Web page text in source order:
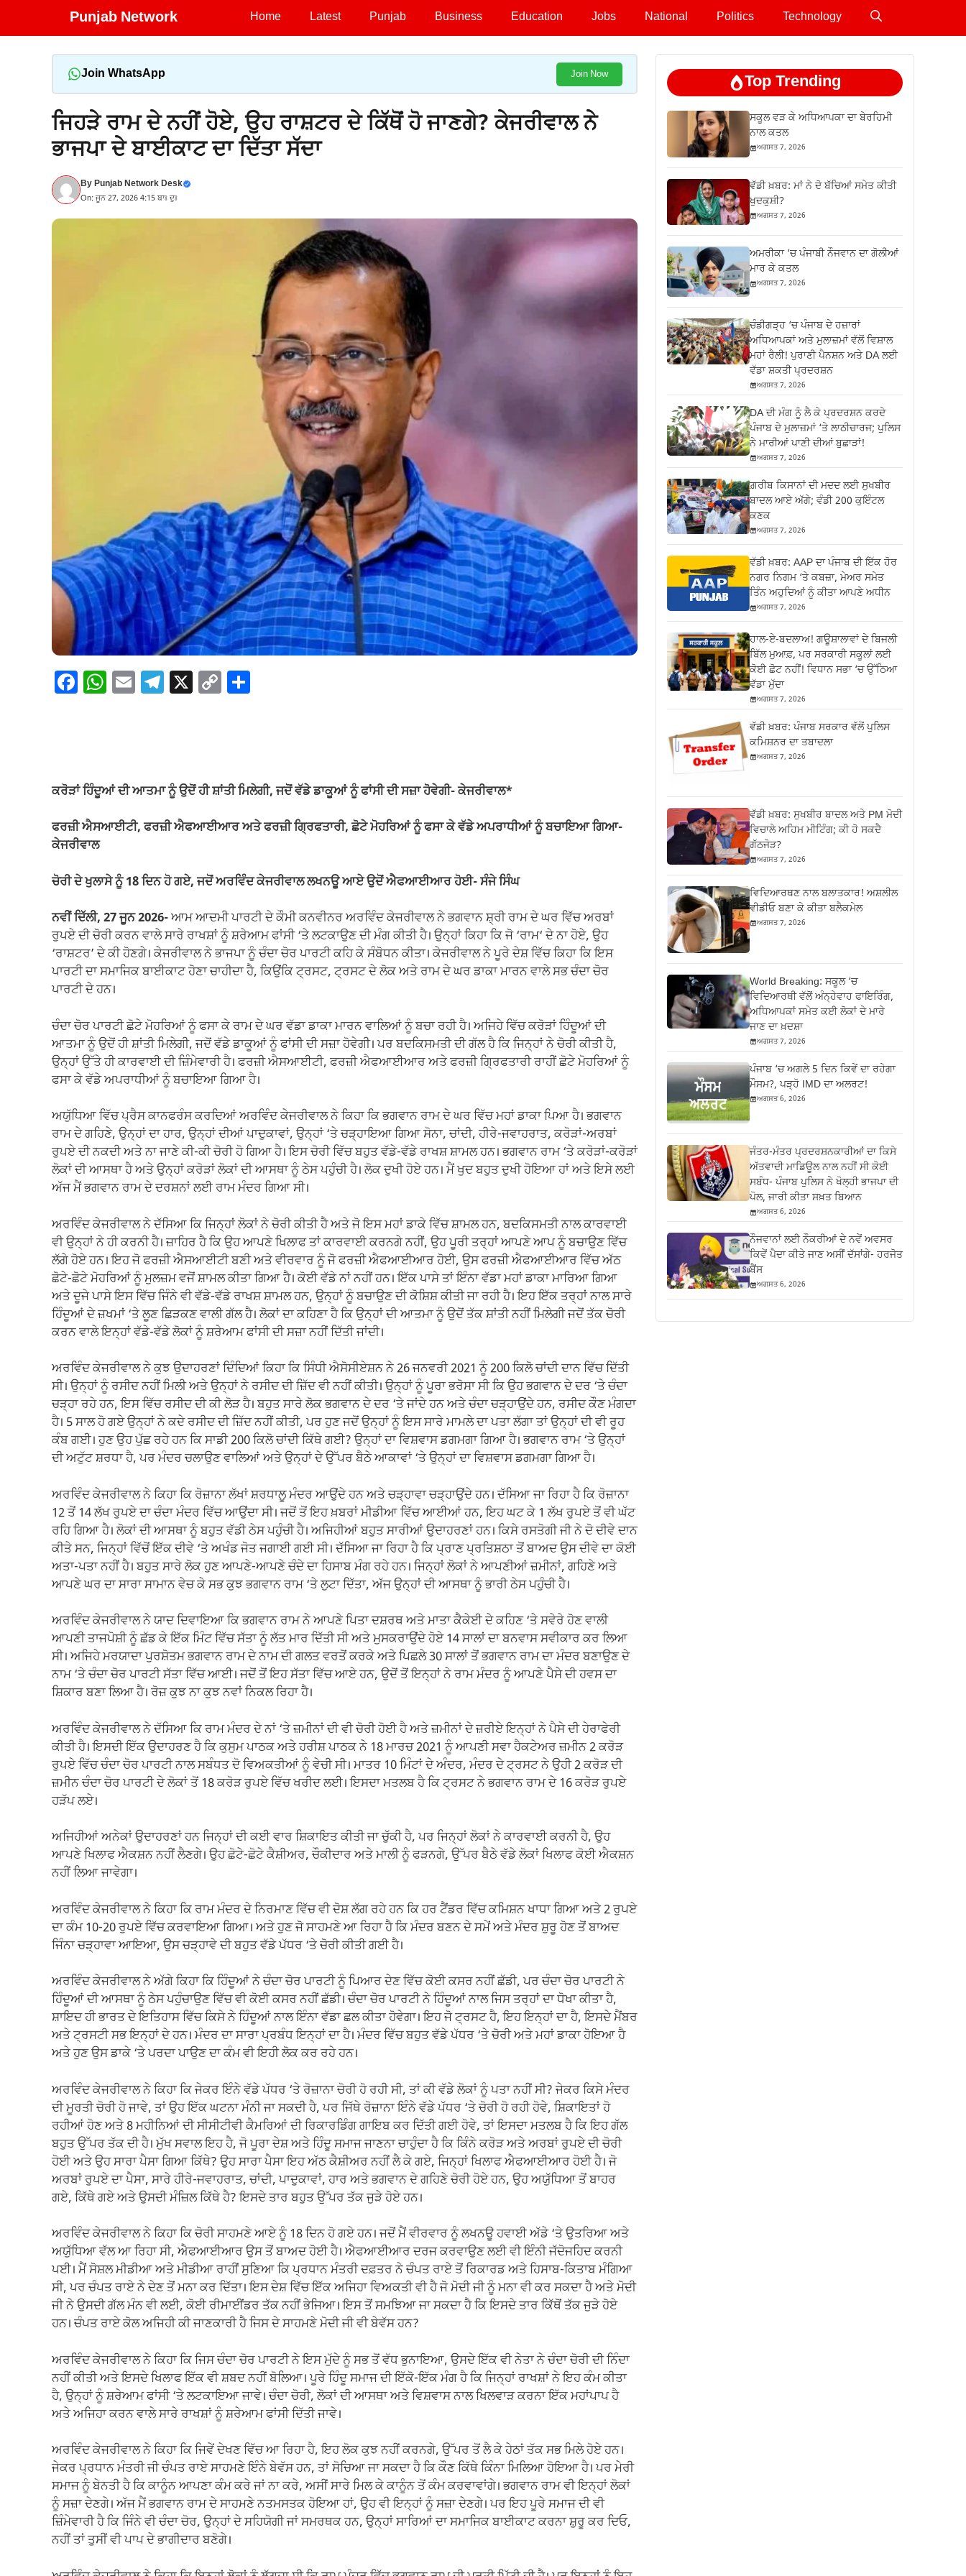
Punjab Network Home Latest Punjab Business Education Jobs National Politics Technology
Join WhatsApp Join Now
ਜਿਹੜੇ ਰਾਮ ਦੇ ਨਹੀਂ ਹੋਏ, ਉਹ ਰਾਸ਼ਟਰ ਦੇ ਕਿੱਥੋਂ ਹੋ ਜਾਣਗੇ? ਕੇਜਰੀਵਾਲ ਨੇ
ਭਾਜਪਾ ਦੇ ਬਾਈਕਾਟ ਦਾ ਦਿੱਤਾ ਸੱਦਾ
ByPunjab Network Desk
On: ਜੂਨ 27, 2026 4:15 ਬਾਃ ਦੁਃ
F
o
o
k
W
p
p
E T
m
X C
n
k
ਕਰੋੜਾਂ ਹਿੰਦੂਆਂ ਦੀ ਆਤਮਾ ਨੂੰ ਉਦੋਂ ਹੀ ਸ਼ਾਂਤੀ ਮਿਲੇਗੀ, ਜਦੋਂ ਵੱਡੇ ਡਾਕੂਆਂ ਨੂੰ ਫਾਂਸੀ ਦੀ ਸਜ਼ਾ ਹੋਵੇਗੀ- ਕੇਜਰੀਵਾਲ*
ਫਰਜ਼ੀ ਐਸਆਈਟੀ, ਫਰਜ਼ੀ ਐਫਆਈਆਰ ਅਤੇ ਫਰਜ਼ੀ ਗ੍ਰਿਫਤਾਰੀ, ਛੋਟੇ ਮੋਹਰਿਆਂ ਨੂੰ ਫਸਾ ਕੇ ਵੱਡੇ ਅਪਰਾਧੀਆਂ ਨੂੰ ਬਚਾਇਆ ਗਿਆ-
ਕੇਜਰੀਵਾਲ
ਚੋਰੀ ਦੇ ਖੁਲਾਸੇ ਨੂੰ 18 ਦਿਨ ਹੋ ਗਏ, ਜਦੋਂ ਅਰਵਿੰਦ ਕੇਜਰੀਵਾਲ ਲਖਨਊ ਆਏ ਉਦੋਂ ਐਫਆਈਆਰ ਹੋਈ- ਸੰਜੇ ਸਿੰਘ
ਨਵੀਂ ਦਿੱਲੀ, 27 ਜੂਨ 2026-ਆਮ ਆਦਮੀ ਪਾਰਟੀ ਦੇ ਕੌਮੀ ਕਨਵੀਨਰ ਅਰਵਿੰਦ ਕੇਜਰੀਵਾਲ ਨੇ ਭਗਵਾਨ ਸ਼੍ਰੀ ਰਾਮ ਦੇ ਘਰ ਵਿੱਚ ਅਰਬਾਂ
ਰੁਪਏ ਦੀ ਚੋਰੀ ਕਰਨ ਵਾਲੇ ਸਾਰੇ ਰਾਖਸ਼ਾਂ ਨੂੰ ਸ਼ਰੇਆਮ ਫਾਂਸੀ ‘ਤੇ ਲਟਕਾਉਣ ਦੀ ਮੰਗ ਕੀਤੀ ਹੈ। ਉਨ੍ਹਾਂ ਕਿਹਾ ਕਿ ਜੋ ‘ਰਾਮ‘ ਦੇ ਨਾ ਹੋਏ, ਉਹ
‘ਰਾਸ਼ਟਰ’ ਦੇ ਕੀ ਹੋਣਗੇ। ਕੇਜਰੀਵਾਲ ਨੇ ਭਾਜਪਾ ਨੂੰ ਚੰਦਾ ਚੋਰ ਪਾਰਟੀ ਕਹਿ ਕੇ ਸੰਬੋਧਨ ਕੀਤਾ। ਕੇਜਰੀਵਾਲ ਨੇ ਪੂਰੇ ਦੇਸ਼ ਵਿੱਚ ਕਿਹਾ ਕਿ ਇਸ
ਪਾਰਟੀ ਦਾ ਸਮਾਜਿਕ ਬਾਈਕਾਟ ਹੋਣਾ ਚਾਹੀਦਾ ਹੈ, ਕਿਉਂਕਿ ਟ੍ਰਸਟ, ਟ੍ਰਸਟ ਦੇ ਲੋਕ ਅਤੇ ਰਾਮ ਦੇ ਘਰ ਡਾਕਾ ਮਾਰਨ ਵਾਲੇ ਸਭ ਚੰਦਾ ਚੋਰ
ਪਾਰਟੀ ਦੇ ਹਨ।
ਚੰਦਾ ਚੋਰ ਪਾਰਟੀ ਛੋਟੇ ਮੋਹਰਿਆਂ ਨੂੰ ਫਸਾ ਕੇ ਰਾਮ ਦੇ ਘਰ ਵੱਡਾ ਡਾਕਾ ਮਾਰਨ ਵਾਲਿਆਂ ਨੂੰ ਬਚਾ ਰਹੀ ਹੈ। ਅਜਿਹੇ ਵਿੱਚ ਕਰੋੜਾਂ ਹਿੰਦੂਆਂ ਦੀ
ਆਤਮਾ ਨੂੰ ਉਦੋਂ ਹੀ ਸ਼ਾਂਤੀ ਮਿਲੇਗੀ, ਜਦੋਂ ਵੱਡੇ ਡਾਕੂਆਂ ਨੂੰ ਫਾਂਸੀ ਦੀ ਸਜ਼ਾ ਹੋਵੇਗੀ। ਪਰ ਬਦਕਿਸਮਤੀ ਦੀ ਗੱਲ ਹੈ ਕਿ ਜਿਨ੍ਹਾਂ ਨੇ ਚੋਰੀ ਕੀਤੀ ਹੈ,
ਉਨ੍ਹਾਂ ਉੱਤੇ ਹੀ ਕਾਰਵਾਈ ਦੀ ਜ਼ਿੰਮੇਵਾਰੀ ਹੈ। ਫਰਜ਼ੀ ਐਸਆਈਟੀ, ਫਰਜ਼ੀ ਐਫਆਈਆਰ ਅਤੇ ਫਰਜ਼ੀ ਗ੍ਰਿਫਤਾਰੀ ਰਾਹੀਂ ਛੋਟੇ ਮੋਹਰਿਆਂ ਨੂੰ
ਫਸਾ ਕੇ ਵੱਡੇ ਅਪਰਾਧੀਆਂ ਨੂੰ ਬਚਾਇਆ ਗਿਆ ਹੈ।
ਅਯੁੱਧਿਆ ਵਿੱਚ ਪ੍ਰੈਸ ਕਾਨਫਰੰਸ ਕਰਦਿਆਂ ਅਰਵਿੰਦ ਕੇਜਰੀਵਾਲ ਨੇ ਕਿਹਾ ਕਿ ਭਗਵਾਨ ਰਾਮ ਦੇ ਘਰ ਵਿੱਚ ਮਹਾਂ ਡਾਕਾ ਪਿਆ ਹੈ। ਭਗਵਾਨ
ਰਾਮ ਦੇ ਗਹਿਣੇ, ਉਨ੍ਹਾਂ ਦਾ ਹਾਰ, ਉਨ੍ਹਾਂ ਦੀਆਂ ਪਾਦੁਕਾਵਾਂ, ਉਨ੍ਹਾਂ ‘ਤੇ ਚੜ੍ਹਾਇਆ ਗਿਆ ਸੋਨਾ, ਚਾਂਦੀ, ਹੀਰੇ-ਜਵਾਹਰਾਤ, ਕਰੋੜਾਂ-ਅਰਬਾਂ
ਰੁਪਏ ਦੀ ਨਕਦੀ ਅਤੇ ਨਾ ਜਾਣੇ ਕੀ-ਕੀ ਚੋਰੀ ਹੋ ਗਿਆ ਹੈ। ਇਸ ਚੋਰੀ ਵਿੱਚ ਬਹੁਤ ਵੱਡੇ-ਵੱਡੇ ਰਾਖਸ਼ ਸ਼ਾਮਲ ਹਨ। ਭਗਵਾਨ ਰਾਮ ‘ਤੇ ਕਰੋੜਾਂ-ਕਰੋੜਾਂ
ਲੋਕਾਂ ਦੀ ਆਸਥਾ ਹੈ ਅਤੇ ਉਨ੍ਹਾਂ ਕਰੋੜਾਂ ਲੋਕਾਂ ਦੀ ਆਸਥਾ ਨੂੰ ਠੇਸ ਪਹੁੰਚੀ ਹੈ। ਲੋਕ ਦੁਖੀ ਹੋਏ ਹਨ। ਮੈਂ ਖੁਦ ਬਹੁਤ ਦੁਖੀ ਹੋਇਆ ਹਾਂ ਅਤੇ ਇਸੇ ਲਈ
ਅੱਜ ਮੈਂ ਭਗਵਾਨ ਰਾਮ ਦੇ ਦਰਸ਼ਨਾਂ ਲਈ ਰਾਮ ਮੰਦਰ ਗਿਆ ਸੀ।
ਅਰਵਿੰਦ ਕੇਜਰੀਵਾਲ ਨੇ ਦੱਸਿਆ ਕਿ ਜਿਨ੍ਹਾਂ ਲੋਕਾਂ ਨੇ ਚੋਰੀ ਕੀਤੀ ਹੈ ਅਤੇ ਜੋ ਇਸ ਮਹਾਂ ਡਾਕੇ ਵਿੱਚ ਸ਼ਾਮਲ ਹਨ, ਬਦਕਿਸਮਤੀ ਨਾਲ ਕਾਰਵਾਈ
ਵੀ ਉਨ੍ਹਾਂ ਨੇ ਹੀ ਕਰਨੀ ਹੈ। ਜ਼ਾਹਿਰ ਹੈ ਕਿ ਉਹ ਆਪਣੇ ਖਿਲਾਫ ਤਾਂ ਕਾਰਵਾਈ ਕਰਨਗੇ ਨਹੀਂ, ਉਹ ਪੂਰੀ ਤਰ੍ਹਾਂ ਆਪਣੇ ਆਪ ਨੂੰ ਬਚਾਉਣ ਵਿੱਚ
ਲੱਗੇ ਹੋਏ ਹਨ। ਇਹ ਜੋ ਫਰਜ਼ੀ ਐਸਆਈਟੀ ਬਣੀ ਅਤੇ ਵੀਰਵਾਰ ਨੂੰ ਜੋ ਫਰਜ਼ੀ ਐਫਆਈਆਰ ਹੋਈ, ਉਸ ਫਰਜ਼ੀ ਐਫਆਈਆਰ ਵਿੱਚ ਅੱਠ
ਛੋਟੇ-ਛੋਟੇ ਮੋਹਰਿਆਂ ਨੂੰ ਮੁਲਜ਼ਮ ਵਜੋਂ ਸ਼ਾਮਲ ਕੀਤਾ ਗਿਆ ਹੈ। ਕੋਈ ਵੱਡੇ ਨਾਂ ਨਹੀਂ ਹਨ। ਇੱਕ ਪਾਸੇ ਤਾਂ ਇੰਨਾ ਵੱਡਾ ਮਹਾਂ ਡਾਕਾ ਮਾਰਿਆ ਗਿਆ
ਅਤੇ ਦੂਜੇ ਪਾਸੇ ਇਸ ਵਿੱਚ ਜਿੰਨੇ ਵੀ ਵੱਡੇ-ਵੱਡੇ ਰਾਖਸ਼ ਸ਼ਾਮਲ ਹਨ, ਉਨ੍ਹਾਂ ਨੂੰ ਬਚਾਉਣ ਦੀ ਕੋਸ਼ਿਸ਼ ਕੀਤੀ ਜਾ ਰਹੀ ਹੈ। ਇਹ ਇੱਕ ਤਰ੍ਹਾਂ ਨਾਲ ਸਾਰੇ
ਹਿੰਦੂਆਂ ਦੇ ਜ਼ਖਮਾਂ ‘ਤੇ ਲੂਣ ਛਿੜਕਣ ਵਾਲੀ ਗੱਲ ਹੈ। ਲੋਕਾਂ ਦਾ ਕਹਿਣਾ ਹੈ ਕਿ ਉਨ੍ਹਾਂ ਦੀ ਆਤਮਾ ਨੂੰ ਉਦੋਂ ਤੱਕ ਸ਼ਾਂਤੀ ਨਹੀਂ ਮਿਲੇਗੀ ਜਦੋਂ ਤੱਕ ਚੋਰੀ
ਕਰਨ ਵਾਲੇ ਇਨ੍ਹਾਂ ਵੱਡੇ-ਵੱਡੇ ਲੋਕਾਂ ਨੂੰ ਸ਼ਰੇਆਮ ਫਾਂਸੀ ਦੀ ਸਜ਼ਾ ਨਹੀਂ ਦਿੱਤੀ ਜਾਂਦੀ।
ਅਰਵਿੰਦ ਕੇਜਰੀਵਾਲ ਨੇ ਕੁਝ ਉਦਾਹਰਣਾਂ ਦਿੰਦਿਆਂ ਕਿਹਾ ਕਿ ਸਿੰਧੀ ਐਸੋਸੀਏਸ਼ਨ ਨੇ 26 ਜਨਵਰੀ 2021 ਨੂੰ 200 ਕਿਲੋ ਚਾਂਦੀ ਦਾਨ ਵਿੱਚ ਦਿੱਤੀ
ਸੀ। ਉਨ੍ਹਾਂ ਨੂੰ ਰਸੀਦ ਨਹੀਂ ਮਿਲੀ ਅਤੇ ਉਨ੍ਹਾਂ ਨੇ ਰਸੀਦ ਦੀ ਜ਼ਿੱਦ ਵੀ ਨਹੀਂ ਕੀਤੀ। ਉਨ੍ਹਾਂ ਨੂੰ ਪੂਰਾ ਭਰੋਸਾ ਸੀ ਕਿ ਉਹ ਭਗਵਾਨ ਦੇ ਦਰ ‘ਤੇ ਚੰਦਾ
ਚੜ੍ਹਾ ਰਹੇ ਹਨ, ਇਸ ਵਿੱਚ ਰਸੀਦ ਦੀ ਕੀ ਲੋੜ ਹੈ। ਬਹੁਤ ਸਾਰੇ ਲੋਕ ਭਗਵਾਨ ਦੇ ਦਰ ‘ਤੇ ਜਾਂਦੇ ਹਨ ਅਤੇ ਚੰਦਾ ਚੜ੍ਹਾਉਂਦੇ ਹਨ, ਰਸੀਦ ਕੌਣ ਮੰਗਦਾ
ਹੈ। 5 ਸਾਲ ਹੋ ਗਏ ਉਨ੍ਹਾਂ ਨੇ ਕਦੇ ਰਸੀਦ ਦੀ ਜ਼ਿੱਦ ਨਹੀਂ ਕੀਤੀ, ਪਰ ਹੁਣ ਜਦੋਂ ਉਨ੍ਹਾਂ ਨੂੰ ਇਸ ਸਾਰੇ ਮਾਮਲੇ ਦਾ ਪਤਾ ਲੱਗਾ ਤਾਂ ਉਨ੍ਹਾਂ ਦੀ ਵੀ ਰੂਹ
ਕੰਬ ਗਈ। ਹੁਣ ਉਹ ਪੁੱਛ ਰਹੇ ਹਨ ਕਿ ਸਾਡੀ 200 ਕਿਲੋ ਚਾਂਦੀ ਕਿੱਥੇ ਗਈ? ਉਨ੍ਹਾਂ ਦਾ ਵਿਸ਼ਵਾਸ ਡਗਮਗਾ ਗਿਆ ਹੈ। ਭਗਵਾਨ ਰਾਮ ‘ਤੇ ਉਨ੍ਹਾਂ
ਦੀ ਅਟੁੱਟ ਸ਼ਰਧਾ ਹੈ, ਪਰ ਮੰਦਰ ਚਲਾਉਣ ਵਾਲਿਆਂ ਅਤੇ ਉਨ੍ਹਾਂ ਦੇ ਉੱਪਰ ਬੈਠੇ ਆਕਾਵਾਂ ‘ਤੇ ਉਨ੍ਹਾਂ ਦਾ ਵਿਸ਼ਵਾਸ ਡਗਮਗਾ ਗਿਆ ਹੈ।
ਅਰਵਿੰਦ ਕੇਜਰੀਵਾਲ ਨੇ ਕਿਹਾ ਕਿ ਰੋਜ਼ਾਨਾ ਲੱਖਾਂ ਸ਼ਰਧਾਲੂ ਮੰਦਰ ਆਉਂਦੇ ਹਨ ਅਤੇ ਚੜ੍ਹਾਵਾ ਚੜ੍ਹਾਉਂਦੇ ਹਨ। ਦੱਸਿਆ ਜਾ ਰਿਹਾ ਹੈ ਕਿ ਰੋਜ਼ਾਨਾ
12 ਤੋਂ 14 ਲੱਖ ਰੁਪਏ ਦਾ ਚੰਦਾ ਮੰਦਰ ਵਿੱਚ ਆਉਂਦਾ ਸੀ। ਜਦੋਂ ਤੋਂ ਇਹ ਖ਼ਬਰਾਂ ਮੀਡੀਆ ਵਿੱਚ ਆਈਆਂ ਹਨ, ਇਹ ਘਟ ਕੇ 1 ਲੱਖ ਰੁਪਏ ਤੋਂ ਵੀ ਘੱਟ
ਰਹਿ ਗਿਆ ਹੈ। ਲੋਕਾਂ ਦੀ ਆਸਥਾ ਨੂੰ ਬਹੁਤ ਵੱਡੀ ਠੇਸ ਪਹੁੰਚੀ ਹੈ। ਅਜਿਹੀਆਂ ਬਹੁਤ ਸਾਰੀਆਂ ਉਦਾਹਰਣਾਂ ਹਨ। ਕਿਸੇ ਰਸਤੋਗੀ ਜੀ ਨੇ ਦੋ ਦੀਵੇ ਦਾਨ
ਕੀਤੇ ਸਨ, ਜਿਨ੍ਹਾਂ ਵਿੱਚੋਂ ਇੱਕ ਦੀਵੇ ‘ਤੇ ਅਖੰਡ ਜੋਤ ਜਗਾਈ ਗਈ ਸੀ। ਦੱਸਿਆ ਜਾ ਰਿਹਾ ਹੈ ਕਿ ਪ੍ਰਾਣ ਪ੍ਰਤਿਸ਼ਠਾ ਤੋਂ ਬਾਅਦ ਉਸ ਦੀਵੇ ਦਾ ਕੋਈ
ਅਤਾ-ਪਤਾ ਨਹੀਂ ਹੈ। ਬਹੁਤ ਸਾਰੇ ਲੋਕ ਹੁਣ ਆਪਣੇ-ਆਪਣੇ ਚੰਦੇ ਦਾ ਹਿਸਾਬ ਮੰਗ ਰਹੇ ਹਨ। ਜਿਨ੍ਹਾਂ ਲੋਕਾਂ ਨੇ ਆਪਣੀਆਂ ਜ਼ਮੀਨਾਂ, ਗਹਿਣੇ ਅਤੇ
ਆਪਣੇ ਘਰ ਦਾ ਸਾਰਾ ਸਾਮਾਨ ਵੇਚ ਕੇ ਸਭ ਕੁਝ ਭਗਵਾਨ ਰਾਮ ‘ਤੇ ਲੁਟਾ ਦਿੱਤਾ, ਅੱਜ ਉਨ੍ਹਾਂ ਦੀ ਆਸਥਾ ਨੂੰ ਭਾਰੀ ਠੇਸ ਪਹੁੰਚੀ ਹੈ।
ਅਰਵਿੰਦ ਕੇਜਰੀਵਾਲ ਨੇ ਯਾਦ ਦਿਵਾਇਆ ਕਿ ਭਗਵਾਨ ਰਾਮ ਨੇ ਆਪਣੇ ਪਿਤਾ ਦਸ਼ਰਥ ਅਤੇ ਮਾਤਾ ਕੈਕੇਈ ਦੇ ਕਹਿਣ ‘ਤੇ ਸਵੇਰੇ ਹੋਣ ਵਾਲੀ
ਆਪਣੀ ਤਾਜਪੋਸ਼ੀ ਨੂੰ ਛੱਡ ਕੇ ਇੱਕ ਮਿੰਟ ਵਿੱਚ ਸੱਤਾ ਨੂੰ ਲੱਤ ਮਾਰ ਦਿੱਤੀ ਸੀ ਅਤੇ ਮੁਸਕਰਾਉਂਦੇ ਹੋਏ 14 ਸਾਲਾਂ ਦਾ ਬਨਵਾਸ ਸਵੀਕਾਰ ਕਰ ਲਿਆ
ਸੀ। ਅਜਿਹੇ ਮਰਯਾਦਾ ਪੁਰਸ਼ੋਤਮ ਭਗਵਾਨ ਰਾਮ ਦੇ ਨਾਮ ਦੀ ਗਲਤ ਵਰਤੋਂ ਕਰਕੇ ਅਤੇ ਪਿਛਲੇ 30 ਸਾਲਾਂ ਤੋਂ ਭਗਵਾਨ ਰਾਮ ਦਾ ਮੰਦਰ ਬਣਾਉਣ ਦੇ
ਨਾਮ ‘ਤੇ ਚੰਦਾ ਚੋਰ ਪਾਰਟੀ ਸੱਤਾ ਵਿੱਚ ਆਈ। ਜਦੋਂ ਤੋਂ ਇਹ ਸੱਤਾ ਵਿੱਚ ਆਏ ਹਨ, ਉਦੋਂ ਤੋਂ ਇਨ੍ਹਾਂ ਨੇ ਰਾਮ ਮੰਦਰ ਨੂੰ ਆਪਣੇ ਪੈਸੇ ਦੀ ਹਵਸ ਦਾ
ਸ਼ਿਕਾਰ ਬਣਾ ਲਿਆ ਹੈ। ਰੋਜ਼ ਕੁਝ ਨਾ ਕੁਝ ਨਵਾਂ ਨਿਕਲ ਰਿਹਾ ਹੈ।
ਅਰਵਿੰਦ ਕੇਜਰੀਵਾਲ ਨੇ ਦੱਸਿਆ ਕਿ ਰਾਮ ਮੰਦਰ ਦੇ ਨਾਂ ‘ਤੇ ਜ਼ਮੀਨਾਂ ਦੀ ਵੀ ਚੋਰੀ ਹੋਈ ਹੈ ਅਤੇ ਜ਼ਮੀਨਾਂ ਦੇ ਜ਼ਰੀਏ ਇਨ੍ਹਾਂ ਨੇ ਪੈਸੇ ਦੀ ਹੇਰਾਫੇਰੀ
ਕੀਤੀ ਹੈ। ਇਸਦੀ ਇੱਕ ਉਦਾਹਰਣ ਹੈ ਕਿ ਕੁਸੁਮ ਪਾਠਕ ਅਤੇ ਹਰੀਸ਼ ਪਾਠਕ ਨੇ 18 ਮਾਰਚ 2021 ਨੂੰ ਆਪਣੀ ਸਵਾ ਹੈਕਟੇਅਰ ਜ਼ਮੀਨ 2 ਕਰੋੜ
ਰੁਪਏ ਵਿੱਚ ਚੰਦਾ ਚੋਰ ਪਾਰਟੀ ਨਾਲ ਸਬੰਧਤ ਦੋ ਵਿਅਕਤੀਆਂ ਨੂੰ ਵੇਚੀ ਸੀ। ਮਾਤਰ 10 ਮਿੰਟਾਂ ਦੇ ਅੰਦਰ, ਮੰਦਰ ਦੇ ਟ੍ਰਸਟ ਨੇ ਉਹੀ 2 ਕਰੋੜ ਦੀ
ਜ਼ਮੀਨ ਚੰਦਾ ਚੋਰ ਪਾਰਟੀ ਦੇ ਲੋਕਾਂ ਤੋਂ 18 ਕਰੋੜ ਰੁਪਏ ਵਿੱਚ ਖਰੀਦ ਲਈ। ਇਸਦਾ ਮਤਲਬ ਹੈ ਕਿ ਟ੍ਰਸਟ ਨੇ ਭਗਵਾਨ ਰਾਮ ਦੇ 16 ਕਰੋੜ ਰੁਪਏ
ਹੜੱਪ ਲਏ।
ਅਜਿਹੀਆਂ ਅਨੇਕਾਂ ਉਦਾਹਰਣਾਂ ਹਨ ਜਿਨ੍ਹਾਂ ਦੀ ਕਈ ਵਾਰ ਸ਼ਿਕਾਇਤ ਕੀਤੀ ਜਾ ਚੁੱਕੀ ਹੈ, ਪਰ ਜਿਨ੍ਹਾਂ ਲੋਕਾਂ ਨੇ ਕਾਰਵਾਈ ਕਰਨੀ ਹੈ, ਉਹ
ਆਪਣੇ ਖਿਲਾਫ ਐਕਸ਼ਨ ਨਹੀਂ ਲੈਣਗੇ। ਉਹ ਛੋਟੇ-ਛੋਟੇ ਕੈਸ਼ੀਅਰ, ਚੌਕੀਦਾਰ ਅਤੇ ਮਾਲੀ ਨੂੰ ਫੜਨਗੇ, ਉੱਪਰ ਬੈਠੇ ਵੱਡੇ ਲੋਕਾਂ ਖਿਲਾਫ ਕੋਈ ਐਕਸ਼ਨ
ਨਹੀਂ ਲਿਆ ਜਾਵੇਗਾ।
ਅਰਵਿੰਦ ਕੇਜਰੀਵਾਲ ਨੇ ਕਿਹਾ ਕਿ ਰਾਮ ਮੰਦਰ ਦੇ ਨਿਰਮਾਣ ਵਿੱਚ ਵੀ ਦੋਸ਼ ਲੱਗ ਰਹੇ ਹਨ ਕਿ ਹਰ ਟੈਂਡਰ ਵਿੱਚ ਕਮਿਸ਼ਨ ਖਾਧਾ ਗਿਆ ਅਤੇ 2 ਰੁਪਏ
ਦਾ ਕੰਮ 10-20 ਰੁਪਏ ਵਿੱਚ ਕਰਵਾਇਆ ਗਿਆ। ਅਤੇ ਹੁਣ ਜੋ ਸਾਹਮਣੇ ਆ ਰਿਹਾ ਹੈ ਕਿ ਮੰਦਰ ਬਣਨ ਦੇ ਸਮੇਂ ਅਤੇ ਮੰਦਰ ਸ਼ੁਰੂ ਹੋਣ ਤੋਂ ਬਾਅਦ
ਜਿੰਨਾ ਚੜ੍ਹਾਵਾ ਆਇਆ, ਉਸ ਚੜ੍ਹਾਵੇ ਦੀ ਬਹੁਤ ਵੱਡੇ ਪੱਧਰ ‘ਤੇ ਚੋਰੀ ਕੀਤੀ ਗਈ ਹੈ।
ਅਰਵਿੰਦ ਕੇਜਰੀਵਾਲ ਨੇ ਅੱਗੇ ਕਿਹਾ ਕਿ ਹਿੰਦੂਆਂ ਨੇ ਚੰਦਾ ਚੋਰ ਪਾਰਟੀ ਨੂੰ ਪਿਆਰ ਦੇਣ ਵਿੱਚ ਕੋਈ ਕਸਰ ਨਹੀਂ ਛੱਡੀ, ਪਰ ਚੰਦਾ ਚੋਰ ਪਾਰਟੀ ਨੇ
ਹਿੰਦੂਆਂ ਦੀ ਆਸਥਾ ਨੂੰ ਠੇਸ ਪਹੁੰਚਾਉਣ ਵਿੱਚ ਵੀ ਕੋਈ ਕਸਰ ਨਹੀਂ ਛੱਡੀ। ਚੰਦਾ ਚੋਰ ਪਾਰਟੀ ਨੇ ਹਿੰਦੂਆਂ ਨਾਲ ਜਿਸ ਤਰ੍ਹਾਂ ਦਾ ਧੋਖਾ ਕੀਤਾ ਹੈ,
ਸ਼ਾਇਦ ਹੀ ਭਾਰਤ ਦੇ ਇਤਿਹਾਸ ਵਿੱਚ ਕਿਸੇ ਨੇ ਹਿੰਦੂਆਂ ਨਾਲ ਇੰਨਾ ਵੱਡਾ ਛਲ ਕੀਤਾ ਹੋਵੇਗਾ। ਇਹ ਜੋ ਟ੍ਰਸਟ ਹੈ, ਇਹ ਇਨ੍ਹਾਂ ਦਾ ਹੈ, ਇਸਦੇ ਮੈਂਬਰ
ਅਤੇ ਟ੍ਰਸਟੀ ਸਭ ਇਨ੍ਹਾਂ ਦੇ ਹਨ। ਮੰਦਰ ਦਾ ਸਾਰਾ ਪ੍ਰਬੰਧ ਇਨ੍ਹਾਂ ਦਾ ਹੈ। ਮੰਦਰ ਵਿੱਚ ਬਹੁਤ ਵੱਡੇ ਪੱਧਰ ‘ਤੇ ਚੋਰੀ ਅਤੇ ਮਹਾਂ ਡਾਕਾ ਹੋਇਆ ਹੈ
ਅਤੇ ਹੁਣ ਉਸ ਡਾਕੇ ‘ਤੇ ਪਰਦਾ ਪਾਉਣ ਦਾ ਕੰਮ ਵੀ ਇਹੀ ਲੋਕ ਕਰ ਰਹੇ ਹਨ।
ਅਰਵਿੰਦ ਕੇਜਰੀਵਾਲ ਨੇ ਕਿਹਾ ਕਿ ਜੇਕਰ ਇੰਨੇ ਵੱਡੇ ਪੱਧਰ ‘ਤੇ ਰੋਜ਼ਾਨਾ ਚੋਰੀ ਹੋ ਰਹੀ ਸੀ, ਤਾਂ ਕੀ ਵੱਡੇ ਲੋਕਾਂ ਨੂੰ ਪਤਾ ਨਹੀਂ ਸੀ? ਜੇਕਰ ਕਿਸੇ ਮੰਦਰ
ਦੀ ਮੂਰਤੀ ਚੋਰੀ ਹੋ ਜਾਵੇ, ਤਾਂ ਉਹ ਇੱਕ ਘਟਨਾ ਮੰਨੀ ਜਾ ਸਕਦੀ ਹੈ, ਪਰ ਜਿੱਥੇ ਰੋਜ਼ਾਨਾ ਇੰਨੇ ਵੱਡੇ ਪੱਧਰ ‘ਤੇ ਚੋਰੀ ਹੋ ਰਹੀ ਹੋਵੇ, ਸ਼ਿਕਾਇਤਾਂ ਹੋ
ਰਹੀਆਂ ਹੋਣ ਅਤੇ 8 ਮਹੀਨਿਆਂ ਦੀ ਸੀਸੀਟੀਵੀ ਕੈਮਰਿਆਂ ਦੀ ਰਿਕਾਰਡਿੰਗ ਗਾਇਬ ਕਰ ਦਿੱਤੀ ਗਈ ਹੋਵੇ, ਤਾਂ ਇਸਦਾ ਮਤਲਬ ਹੈ ਕਿ ਇਹ ਗੱਲ
ਬਹੁਤ ਉੱਪਰ ਤੱਕ ਦੀ ਹੈ। ਮੁੱਖ ਸਵਾਲ ਇਹ ਹੈ, ਜੋ ਪੂਰਾ ਦੇਸ਼ ਅਤੇ ਹਿੰਦੂ ਸਮਾਜ ਜਾਣਨਾ ਚਾਹੁੰਦਾ ਹੈ ਕਿ ਕਿੰਨੇ ਕਰੋੜ ਅਤੇ ਅਰਬਾਂ ਰੁਪਏ ਦੀ ਚੋਰੀ
ਹੋਈ ਅਤੇ ਉਹ ਸਾਰਾ ਪੈਸਾ ਗਿਆ ਕਿੱਥੇ? ਉਹ ਸਾਰਾ ਪੈਸਾ ਇਹ ਅੱਠ ਕੈਸ਼ੀਅਰ ਨਹੀਂ ਲੈ ਕੇ ਗਏ, ਜਿਨ੍ਹਾਂ ਖਿਲਾਫ ਐਫਆਈਆਰ ਹੋਈ ਹੈ। ਜੋ
ਅਰਬਾਂ ਰੁਪਏ ਦਾ ਪੈਸਾ, ਸਾਰੇ ਹੀਰੇ-ਜਵਾਹਰਾਤ, ਚਾਂਦੀ, ਪਾਦੁਕਾਵਾਂ, ਹਾਰ ਅਤੇ ਭਗਵਾਨ ਦੇ ਗਹਿਣੇ ਚੋਰੀ ਹੋਏ ਹਨ, ਉਹ ਅਯੁੱਧਿਆ ਤੋਂ ਬਾਹਰ
ਗਏ, ਕਿੱਥੇ ਗਏ ਅਤੇ ਉਸਦੀ ਮੰਜ਼ਿਲ ਕਿੱਥੇ ਹੈ? ਇਸਦੇ ਤਾਰ ਬਹੁਤ ਉੱਪਰ ਤੱਕ ਜੁੜੇ ਹੋਏ ਹਨ।
ਅਰਵਿੰਦ ਕੇਜਰੀਵਾਲ ਨੇ ਕਿਹਾ ਕਿ ਚੋਰੀ ਸਾਹਮਣੇ ਆਏ ਨੂੰ 18 ਦਿਨ ਹੋ ਗਏ ਹਨ। ਜਦੋਂ ਮੈਂ ਵੀਰਵਾਰ ਨੂੰ ਲਖਨਊ ਹਵਾਈ ਅੱਡੇ ‘ਤੇ ਉਤਰਿਆ ਅਤੇ
ਅਯੁੱਧਿਆ ਵੱਲ ਆ ਰਿਹਾ ਸੀ, ਐਫਆਈਆਰ ਉਸ ਤੋਂ ਬਾਅਦ ਹੋਈ ਹੈ। ਐਫਆਈਆਰ ਦਰਜ ਕਰਵਾਉਣ ਲਈ ਵੀ ਇੰਨੀ ਜੱਦੋਜਹਿਦ ਕਰਨੀ
ਪਈ। ਮੈਂ ਸੋਸ਼ਲ ਮੀਡੀਆ ਅਤੇ ਮੀਡੀਆ ਰਾਹੀਂ ਸੁਣਿਆ ਕਿ ਪ੍ਰਧਾਨ ਮੰਤਰੀ ਦਫ਼ਤਰ ਨੇ ਚੰਪਤ ਰਾਏ ਤੋਂ ਰਿਕਾਰਡ ਅਤੇ ਹਿਸਾਬ-ਕਿਤਾਬ ਮੰਗਿਆ
ਸੀ, ਪਰ ਚੰਪਤ ਰਾਏ ਨੇ ਦੇਣ ਤੋਂ ਮਨਾ ਕਰ ਦਿੱਤਾ। ਇਸ ਦੇਸ਼ ਵਿੱਚ ਇੱਕ ਅਜਿਹਾ ਵਿਅਕਤੀ ਵੀ ਹੈ ਜੋ ਮੋਦੀ ਜੀ ਨੂੰ ਮਨਾ ਵੀ ਕਰ ਸਕਦਾ ਹੈ ਅਤੇ ਮੋਦੀ
ਜੀ ਨੇ ਉਸਦੀ ਗੱਲ ਮੰਨ ਵੀ ਲਈ, ਕੋਈ ਰੀਮਾਈਂਡਰ ਤੱਕ ਨਹੀਂ ਭੇਜਿਆ। ਇਸ ਤੋਂ ਸਮਝਿਆ ਜਾ ਸਕਦਾ ਹੈ ਕਿ ਇਸਦੇ ਤਾਰ ਕਿੱਥੋਂ ਤੱਕ ਜੁੜੇ ਹੋਏ
ਹਨ। ਚੰਪਤ ਰਾਏ ਕੋਲ ਅਜਿਹੀ ਕੀ ਜਾਣਕਾਰੀ ਹੈ ਜਿਸ ਦੇ ਸਾਹਮਣੇ ਮੋਦੀ ਜੀ ਵੀ ਬੇਵੱਸ ਹਨ?
ਅਰਵਿੰਦ ਕੇਜਰੀਵਾਲ ਨੇ ਕਿਹਾ ਕਿ ਜਿਸ ਚੰਦਾ ਚੋਰ ਪਾਰਟੀ ਨੇ ਇਸ ਮੁੱਦੇ ਨੂੰ ਸਭ ਤੋਂ ਵੱਧ ਭੁਨਾਇਆ, ਉਸਦੇ ਇੱਕ ਵੀ ਨੇਤਾ ਨੇ ਚੰਦਾ ਚੋਰੀ ਦੀ ਨਿੰਦਾ
ਨਹੀਂ ਕੀਤੀ ਅਤੇ ਇਸਦੇ ਖਿਲਾਫ ਇੱਕ ਵੀ ਸ਼ਬਦ ਨਹੀਂ ਬੋਲਿਆ। ਪੂਰੇ ਹਿੰਦੂ ਸਮਾਜ ਦੀ ਇੱਕੋ-ਇੱਕ ਮੰਗ ਹੈ ਕਿ ਜਿਨ੍ਹਾਂ ਰਾਖਸ਼ਾਂ ਨੇ ਇਹ ਕੰਮ ਕੀਤਾ
ਹੈ, ਉਨ੍ਹਾਂ ਨੂੰ ਸ਼ਰੇਆਮ ਫਾਂਸੀ ‘ਤੇ ਲਟਕਾਇਆ ਜਾਵੇ। ਚੰਦਾ ਚੋਰੀ, ਲੋਕਾਂ ਦੀ ਆਸਥਾ ਅਤੇ ਵਿਸ਼ਵਾਸ ਨਾਲ ਖਿਲਵਾੜ ਕਰਨਾ ਇੱਕ ਮਹਾਂਪਾਪ ਹੈ
ਅਤੇ ਅਜਿਹਾ ਕਰਨ ਵਾਲੇ ਸਾਰੇ ਰਾਖਸ਼ਾਂ ਨੂੰ ਸ਼ਰੇਆਮ ਫਾਂਸੀ ਦਿੱਤੀ ਜਾਵੇ।
ਅਰਵਿੰਦ ਕੇਜਰੀਵਾਲ ਨੇ ਕਿਹਾ ਕਿ ਜਿਵੇਂ ਦੇਖਣ ਵਿੱਚ ਆ ਰਿਹਾ ਹੈ, ਇਹ ਲੋਕ ਕੁਝ ਨਹੀਂ ਕਰਨਗੇ, ਉੱਪਰ ਤੋਂ ਲੈ ਕੇ ਹੇਠਾਂ ਤੱਕ ਸਭ ਮਿਲੇ ਹੋਏ ਹਨ।
ਜੇਕਰ ਪ੍ਰਧਾਨ ਮੰਤਰੀ ਜੀ ਚੰਪਤ ਰਾਏ ਸਾਹਮਣੇ ਇੰਨੇ ਬੇਵੱਸ ਹਨ, ਤਾਂ ਸੋਚਿਆ ਜਾ ਸਕਦਾ ਹੈ ਕਿ ਕੌਣ ਕਿੱਥੇ ਕਿੰਨਾ ਮਿਲਿਆ ਹੋਇਆ ਹੈ। ਪਰ ਮੇਰੀ
ਸਮਾਜ ਨੂੰ ਬੇਨਤੀ ਹੈ ਕਿ ਕਾਨੂੰਨ ਆਪਣਾ ਕੰਮ ਕਰੇ ਜਾਂ ਨਾ ਕਰੇ, ਅਸੀਂ ਸਾਰੇ ਮਿਲ ਕੇ ਕਾਨੂੰਨ ਤੋਂ ਕੰਮ ਕਰਵਾਵਾਂਗੇ। ਭਗਵਾਨ ਰਾਮ ਵੀ ਇਨ੍ਹਾਂ ਲੋਕਾਂ
ਨੂੰ ਸਜ਼ਾ ਦੇਣਗੇ। ਅੱਜ ਮੈਂ ਭਗਵਾਨ ਰਾਮ ਦੇ ਸਾਹਮਣੇ ਨਤਮਸਤਕ ਹੋਇਆ ਹਾਂ, ਉਹ ਵੀ ਇਨ੍ਹਾਂ ਨੂੰ ਸਜ਼ਾ ਦੇਣਗੇ। ਪਰ ਇਹ ਪੂਰੇ ਸਮਾਜ ਦੀ ਵੀ
ਜ਼ਿੰਮੇਵਾਰੀ ਹੈ ਕਿ ਜਿੰਨੇ ਵੀ ਚੰਦਾ ਚੋਰ, ਉਨ੍ਹਾਂ ਦੇ ਸਹਿਯੋਗੀ ਜਾਂ ਸਮਰਥਕ ਹਨ, ਉਨ੍ਹਾਂ ਸਾਰਿਆਂ ਦਾ ਸਮਾਜਿਕ ਬਾਈਕਾਟ ਕਰਨਾ ਸ਼ੁਰੂ ਕਰ ਦਿਓ,
ਨਹੀਂ ਤਾਂ ਤੁਸੀਂ ਵੀ ਪਾਪ ਦੇ ਭਾਗੀਦਾਰ ਬਣੋਗੇ।
Top Trending
ਸਕੂਲ ਵੜ ਕੇ ਅਧਿਆਪਕਾ ਦਾ ਬੇਰਹਿਮੀ
ਨਾਲ ਕਤਲ
ਅਗਸਤ 7, 2026
ਵੱਡੀ ਖ਼ਬਰ: ਮਾਂ ਨੇ ਦੋ ਬੱਚਿਆਂ ਸਮੇਤ ਕੀਤੀ
ਖੁਦਕੁਸ਼ੀ?
ਅਗਸਤ 7, 2026
ਅਮਰੀਕਾ ‘ਚ ਪੰਜਾਬੀ ਨੌਜਵਾਨ ਦਾ ਗੋਲੀਆਂ
ਮਾਰ ਕੇ ਕਤਲ
ਅਗਸਤ 7, 2026
ਚੰਡੀਗੜ੍ਹ ‘ਚ ਪੰਜਾਬ ਦੇ ਹਜ਼ਾਰਾਂ
ਅਧਿਆਪਕਾਂ ਅਤੇ ਮੁਲਾਜ਼ਮਾਂ ਵੱਲੋਂ ਵਿਸ਼ਾਲ
ਮਹਾਂ ਰੈਲੀ! ਪੁਰਾਣੀ ਪੈਨਸ਼ਨ ਅਤੇ DA ਲਈ
ਵੱਡਾ ਸ਼ਕਤੀ ਪ੍ਰਦਰਸ਼ਨ
ਅਗਸਤ 7, 2026
DA ਦੀ ਮੰਗ ਨੂੰ ਲੈ ਕੇ ਪ੍ਰਦਰਸ਼ਨ ਕਰਦੇ
ਪੰਜਾਬ ਦੇ ਮੁਲਾਜ਼ਮਾਂ ‘ਤੇ ਲਾਠੀਚਾਰਜ; ਪੁਲਿਸ
ਨੇ ਮਾਰੀਆਂ ਪਾਣੀ ਦੀਆਂ ਬੁਛਾੜਾਂ!
ਅਗਸਤ 7, 2026
ਗ਼ਰੀਬ ਕਿਸਾਨਾਂ ਦੀ ਮਦਦ ਲਈ ਸੁਖਬੀਰ
ਬਾਦਲ ਆਏ ਅੱਗੇ; ਵੰਡੀ 200 ਕੁਇੰਟਲ
ਕਣਕ
ਅਗਸਤ 7, 2026
ਵੱਡੀ ਖ਼ਬਰ: AAP ਦਾ ਪੰਜਾਬ ਦੀ ਇੱਕ ਹੋਰ
ਨਗਰ ਨਿਗਮ ‘ਤੇ ਕਬਜ਼ਾ, ਮੇਅਰ ਸਮੇਤ
ਤਿੰਨ ਅਹੁਦਿਆਂ ਨੂੰ ਕੀਤਾ ਆਪਣੇ ਅਧੀਨ
ਅਗਸਤ 7, 2026
ਹਾਲ-ਏ-ਬਦਲਾਅ! ਗਊਸ਼ਾਲਾਵਾਂ ਦੇ ਬਿਜਲੀ
ਬਿੱਲ ਮੁਆਫ਼, ਪਰ ਸਰਕਾਰੀ ਸਕੂਲਾਂ ਲਈ
ਕੋਈ ਛੋਟ ਨਹੀਂ! ਵਿਧਾਨ ਸਭਾ ‘ਚ ਉੱਠਿਆ
ਵੱਡਾ ਮੁੱਦਾ
ਅਗਸਤ 7, 2026
ਵੱਡੀ ਖ਼ਬਰ: ਪੰਜਾਬ ਸਰਕਾਰ ਵੱਲੋਂ ਪੁਲਿਸ
ਕਮਿਸ਼ਨਰ ਦਾ ਤਬਾਦਲਾ
ਅਗਸਤ 7, 2026
ਵੱਡੀ ਖ਼ਬਰ: ਸੁਖਬੀਰ ਬਾਦਲ ਅਤੇ PM ਮੋਦੀ
ਵਿਚਾਲੇ ਅਹਿਮ ਮੀਟਿੰਗ; ਕੀ ਹੋ ਸਕਦੈ
ਗੱਠਜੋੜ?
ਅਗਸਤ 7, 2026
ਵਿਦਿਆਰਥਣ ਨਾਲ ਬਲਾਤਕਾਰ! ਅਸ਼ਲੀਲ
ਵੀਡੀਓ ਬਣਾ ਕੇ ਕੀਤਾ ਬਲੈਕਮੇਲ
ਅਗਸਤ 7, 2026
World Breaking: ਸਕੂਲ ‘ਚ
ਵਿਦਿਆਰਥੀ ਵੱਲੋਂ ਅੰਨ੍ਹੇਵਾਹ ਫਾਇਰਿੰਗ,
ਅਧਿਆਪਕਾਂ ਸਮੇਤ ਕਈ ਲੋਕਾਂ ਦੇ ਮਾਰੇ
ਜਾਣ ਦਾ ਖ਼ਦਸ਼ਾ
ਅਗਸਤ 7, 2026
ਪੰਜਾਬ ‘ਚ ਅਗਲੇ 5 ਦਿਨ ਕਿਵੇਂ ਦਾ ਰਹੇਗਾ
ਮੌਸਮ?, ਪੜ੍ਹੋ IMD ਦਾ ਅਲਰਟ!
ਅਗਸਤ 6, 2026
ਜੰਤਰ-ਮੰਤਰ ਪ੍ਰਦਰਸ਼ਨਕਾਰੀਆਂ ਦਾ ਕਿਸੇ
ਅੱਤਵਾਦੀ ਮਾਡਿਊਲ ਨਾਲ ਨਹੀਂ ਸੀ ਕੋਈ
ਸਬੰਧ- ਪੰਜਾਬ ਪੁਲਿਸ ਨੇ ਖੋਲ੍ਹੀ ਭਾਜਪਾ ਦੀ
ਪੋਲ, ਜਾਰੀ ਕੀਤਾ ਸਖ਼ਤ ਬਿਆਨ
ਅਗਸਤ 6, 2026
ਨੌਜਵਾਨਾਂ ਲਈ ਨੌਕਰੀਆਂ ਦੇ ਨਵੇਂ ਅਵਸਰ
ਕਿਵੇਂ ਪੈਦਾ ਕੀਤੇ ਜਾਣ ਅਸੀਂ ਦੱਸਾਂਗੇ- ਹਰਜੋਤ
ਬੈਂਸ
ਅਗਸਤ 6, 2026